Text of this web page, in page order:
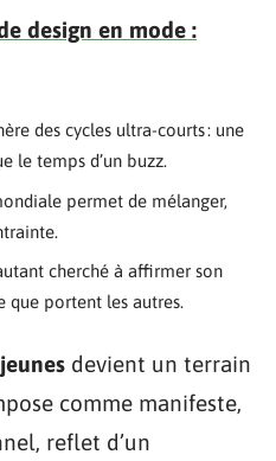
design en mode :
des cycles ultra-courts : une
le temps d’un buzz.
permet de mélanger,
cherché à affirmer son
que portent les autres.
devient un terrain
comme manifeste,
reflet d’un